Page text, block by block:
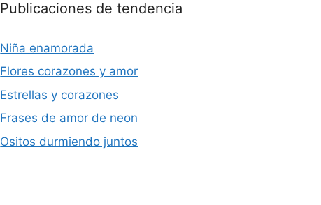
Publicaciones de tendencia
Niña enamorada
Flores corazones y amor
Estrellas y corazones
Frases de amor de neon
Ositos durmiendo juntos